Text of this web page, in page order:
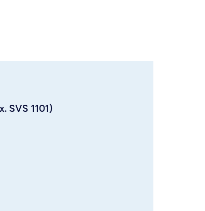
SVS 1101)